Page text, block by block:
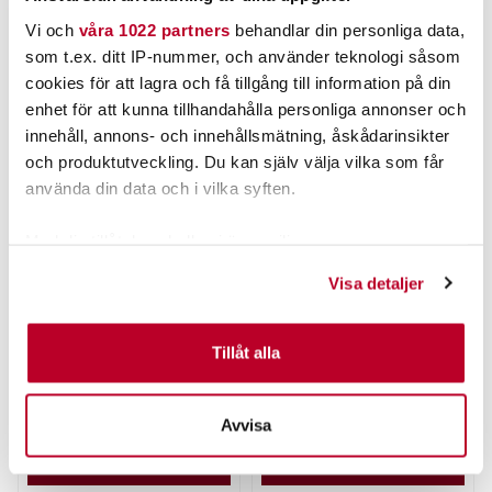
Vi och våra 1022 partners behandlar din personliga data,
som t.ex. ditt IP-nummer, och använder teknologi såsom
cookies för att lagra och få tillgång till information på din
enhet för att kunna tillhandahålla personliga annonser och
innehåll, annons- och innehållsmätning, åskådarinsikter
och produktutveckling. Du kan själv välja vilka som får
använda din data och i vilka syften.
Identifiera din enhet genom att aktivt skanna den för
specifika kännetecken (fingeravtryck)
Ta reda på mer om hur dina personliga uppgifter
Du kan ändra eller dra tillbaka ditt samtycke när som
helst från cookie-förklaringen.
Visa detaljer
Tillåt alla
Avvisa
ANDRA TITTADE OCKSÅ PÅ
Spro/Gamakatsu HD
65,00 krTidigare pris:
99,00 kr
99,00 kr
LÄS MER
Baltic Slim Pro Svart
799,00 krTidigare pris:
998,00 kr
998,00 kr
LÄS MER